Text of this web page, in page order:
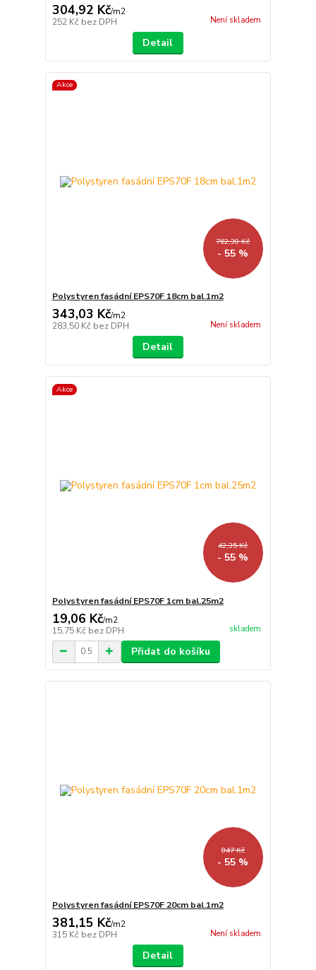
304,92 Kč/m2
252 Kč bez DPH Není skladem
Detail
Akce
762,30 Kč
- 55 %
Polystyren fasádní EPS70F 18cm bal.1m2
343,03 Kč/m2
283,50 Kč bez DPH Není skladem
Detail
Akce
42,35 Kč
- 55 %
Polystyren fasádní EPS70F 1cm bal.25m2
19,06 Kč/m2
15,75 Kč bez DPH skladem
Přidat do košíku
847 Kč
- 55 %
Polystyren fasádní EPS70F 20cm bal.1m2
381,15 Kč/m2
315 Kč bez DPH Není skladem
Detail